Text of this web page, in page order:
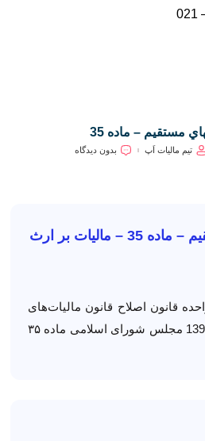
مستقيم – ماده 35
تیم مالیات اَپ بدون دیدگاه
مالیات بر ارث
(۶) ماده واحده قانون اصلاح قانون مالیات‌های
مستقیم مصوب 1394/04/31 مجلس شورای اسلامی ماده ۳۵